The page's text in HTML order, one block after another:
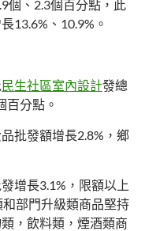
個、2.3個百分點，此
13.6%、10.9%。
民生社區室內設計發總
百分點。
批發額增長2.8%，鄉
增長3.1%，限額以上
部門升級類商品堅持
，飲料類，煙酒類商